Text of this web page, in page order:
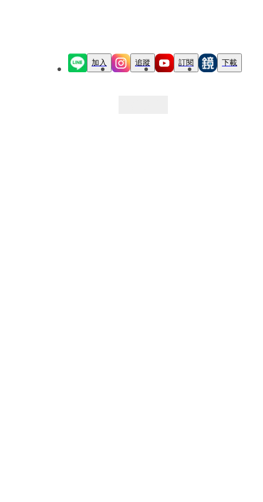
加入 追蹤 訂閱 下載